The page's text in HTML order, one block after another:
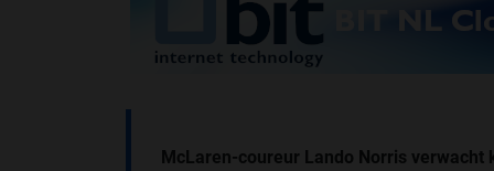
McLaren-coureur Lando Norris